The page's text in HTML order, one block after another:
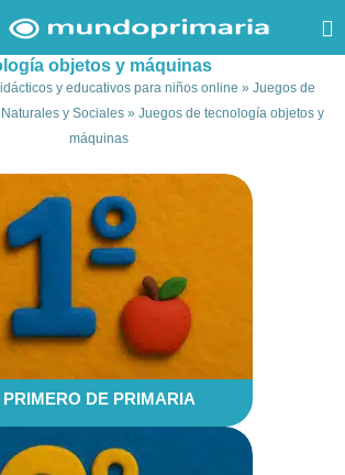
objetos y máquinas
y educativos para niños online » Juegos de
y Sociales» Juegos de tecnología objetos y
máquinas
PRIMERO DE PRIMARIA